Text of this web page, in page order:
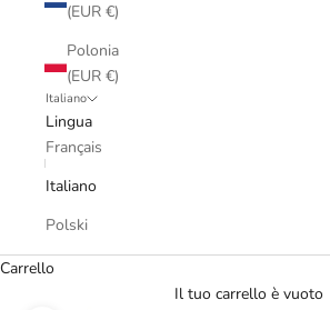
(EUR €)
Polonia
(EUR €)
Italiano
Lingua
Français
Italiano
Polski
Carrello
Il tuo carrello è vuoto